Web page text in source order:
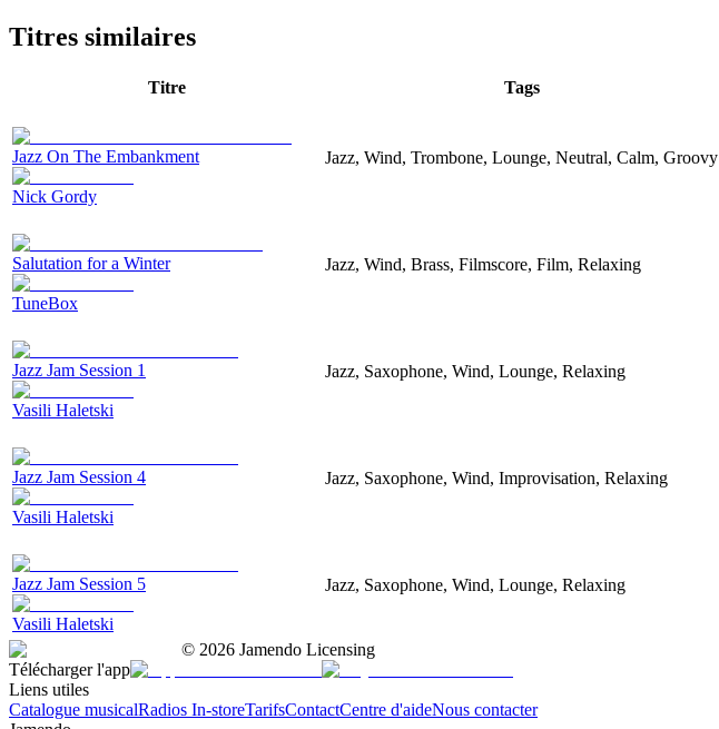
Titres similaires
Titre Tags
Jazz On The Embankment
Nick Gordy
Jazz, Wind, Trombone, Lounge, Neutral, Calm, Groovy
Salutation for a Winter
TuneBox
Jazz, Wind, Brass, Filmscore, Film, Relaxing
Jazz Jam Session 1
Vasili Haletski
Jazz, Saxophone, Wind, Lounge, Relaxing
Jazz Jam Session 4
Vasili Haletski
Jazz, Saxophone, Wind, Improvisation, Relaxing
Jazz Jam Session 5
Vasili Haletski
Jazz, Saxophone, Wind, Lounge, Relaxing
© 2026 Jamendo Licensing
Télécharger l'app
Liens utiles
Catalogue musicalRadios In-storeTarifsContactCentre d'aideNous contacter